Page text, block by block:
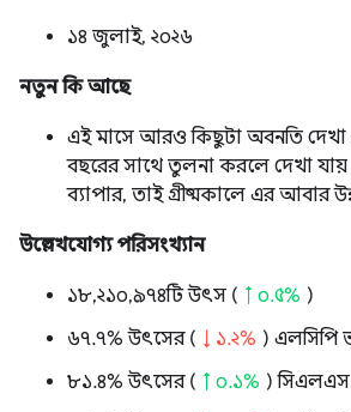
১৪ জুলাই, ২০২৬
নতুন কি আছে
এই মাসে আরও কিছুটা অবনতি দেখা
বছরের সাথে তুলনা করলে দেখা
ব্যাপার, তাই গ্রীষ্মকালে এর আবার
উল্লেখযোগ্য পরিসংখ্যান
১৮,২১০,৯৭৪টি উৎস ( ↑ ০.৫% )
৬৭.৭% উৎসের ( ↓ ১.২% ) এলসিপি
৮১.৪% উৎসের ( ↑ ০.১% )